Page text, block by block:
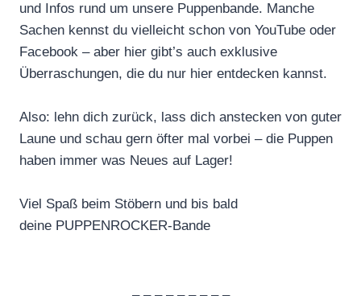
und Infos rund um unsere Puppenbande. Manche
Sachen kennst du vielleicht schon von YouTube oder
Facebook – aber hier gibt’s auch exklusive
Überraschungen, die du nur hier entdecken kannst.
Also: lehn dich zurück, lass dich anstecken von guter
Laune und schau gern öfter mal vorbei – die Puppen
haben immer was Neues auf Lager!
Viel Spaß beim Stöbern und bis bald
deine PUPPENROCKER-Bande